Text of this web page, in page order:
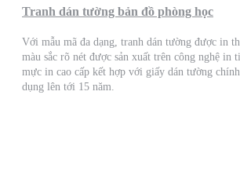
Tranh dán tường bản đồ phòng học
Với mẫu mã đa dạng, tranh dán tường được in
màu sắc rõ nét được sản xuất trên công nghệ in
mực in cao cấp kết hợp với giấy dán tường
dụng lên tới 15 năm.